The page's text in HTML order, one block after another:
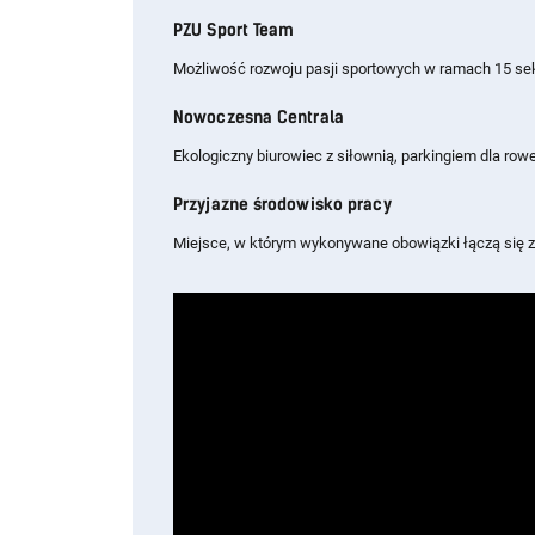
PZU Sport Team
Możliwość rozwoju pasji sportowych w ramach 15
Nowoczesna Centrala
Ekologiczny biurowiec z siłownią, parkingiem dla
Przyjazne środowisko pracy
Miejsce, w którym wykonywane obowiązki łączą